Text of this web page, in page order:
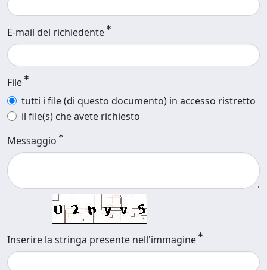
E-mail del richiedente
File
tutti i file (di questo documento) in accesso ristretto
il file(s) che avete richiesto
Messaggio
Inserire la stringa presente nell'immagine